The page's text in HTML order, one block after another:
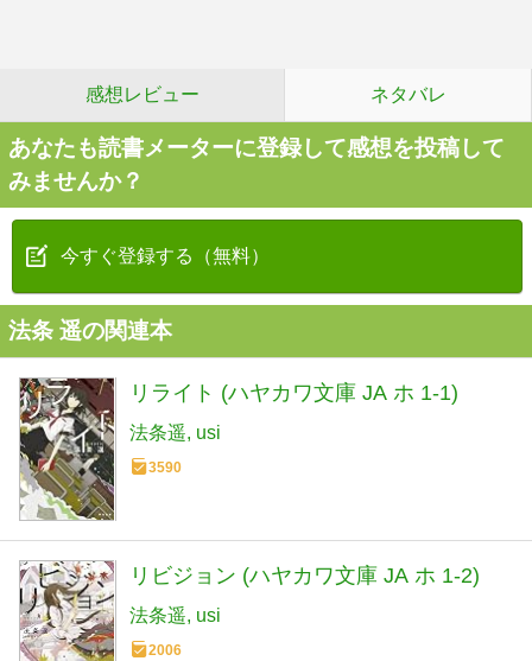
感想レビュー ネタバレ
あなたも読書メーターに登録して感想を投稿して
みませんか？
今すぐ登録する（無料）
法条 遥の関連本
リライト (ハヤカワ文庫 JA ホ 1-1)
法条遥 usi
3590
リビジョン (ハヤカワ文庫 JA ホ 1-2)
法条遥 usi
2006